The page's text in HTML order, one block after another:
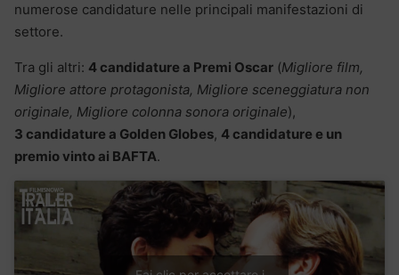
numerose candidature nelle principali manifestazioni di
settore.
Tra gli altri: 4 candidature a Premi Oscar (Migliore film,
Migliore attore protagonista, Migliore sceneggiatura non
originale, Migliore colonna sonora originale),
3 candidature a Golden Globes, 4 candidature e un
premio vinto ai BAFTA.